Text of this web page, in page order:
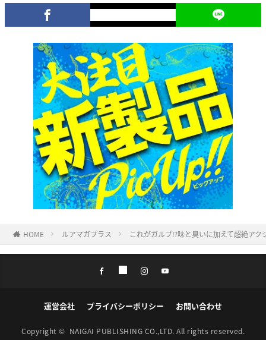
HOME ルアマガプラス これがガルプ⁉味と臭いに加えて超絶ア
運営会社 プライバシーポリシー お問い合わせ
Copyright © NAIGAI PUBLISHING CO.,LTD. All rights reserved.